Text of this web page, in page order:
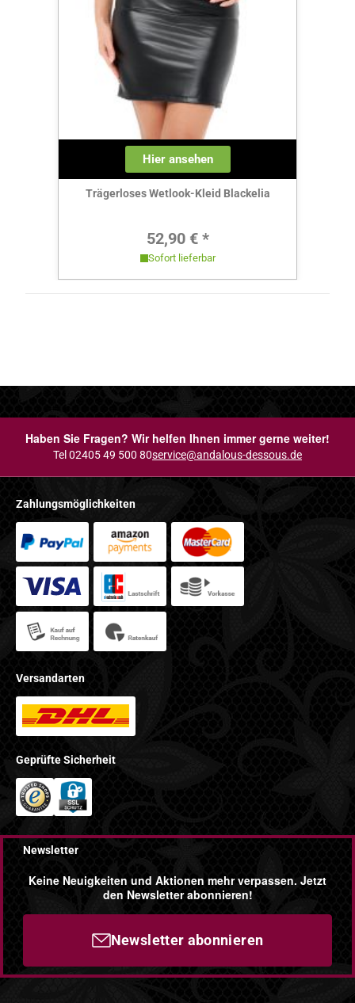
Hier ansehen
Trägerloses Wetlook-Kleid Blackelia
Regulärer Preis:
52,90 € *
Sofort lieferbar
Haben Sie Fragen? Wir helfen Ihnen immer gerne weiter!
Tel 02405 49 500 80service@andalous-dessous.de
Zahlungsmöglichkeiten
Versandarten
Geprüfte Sicherheit
Newsletter
Keine Neuigkeiten und Aktionen mehr verpassen. Jetzt
den Newsletter abonnieren!
Newsletter abonnieren